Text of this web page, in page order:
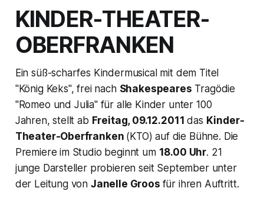
KINDER-THEATER-
OBERFRANKEN
Ein süß-scharfes Kindermusical mit dem Titel
"König Keks", frei nach Shakespeares Tragödie
"Romeo und Julia" für alle Kinder unter 100
Jahren, stellt ab Freitag, 09.12.2011das Kinder-
Theater-Oberfranken (KTO) auf die Bühne. Die
Premiere im Studio beginnt um 18.00 Uhr. 21
junge Darsteller probieren seit September unter
der Leitung von Janelle Groos für ihren Auftritt.